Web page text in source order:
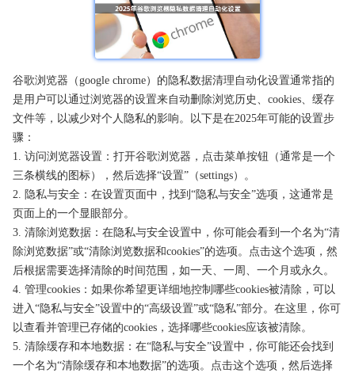
谷歌浏览器（google chrome）的隐私数据清理自动化设置通常指的
是用户可以通过浏览器的设置来自动删除浏览历史、cookies、缓存
文件等，以减少对个人隐私的影响。以下是在2025年可能的设置步
骤：
1. 访问浏览器设置：打开谷歌浏览器，点击菜单按钮（通常是一个
三条横线的图标），然后选择“设置”（settings）。
2. 隐私与安全：在设置页面中，找到“隐私与安全”选项，这通常是
页面上的一个显眼部分。
3. 清除浏览数据：在隐私与安全设置中，你可能会看到一个名为“清
除浏览数据”或“清除浏览数据和cookies”的选项。点击这个选项，然
后根据需要选择清除的时间范围，如一天、一周、一个月或永久。
4. 管理cookies：如果你希望更详细地控制哪些cookies被清除，可以
进入“隐私与安全”设置中的“高级设置”或“隐私”部分。在这里，你可
以查看并管理已存储的cookies，选择哪些cookies应该被清除。
5. 清除缓存和本地数据：在“隐私与安全”设置中，你可能还会找到
一个名为“清除缓存和本地数据”的选项。点击这个选项，然后选择